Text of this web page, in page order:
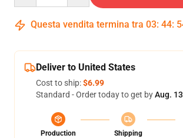
Questa vendita termina tra 03: 44:
Deliver to United States
Cost to ship:$6.99
Standard - Order today to get byAug.
Production
Shipping